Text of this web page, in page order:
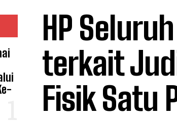
HP
terkait
Fisik Satu